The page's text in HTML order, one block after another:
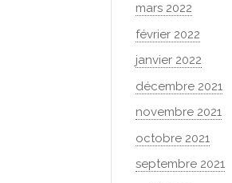
mars 2022
février 2022
janvier 2022
décembre 2021
novembre 2021
octobre 2021
septembre 2021